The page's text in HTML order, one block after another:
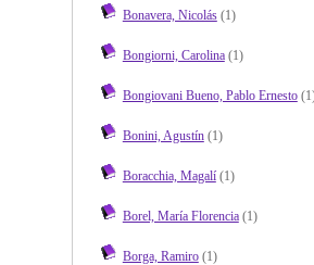
Bonavera, Nicolás(1)
Bongiorni, Carolina(1)
Bongiovani Bueno, Pablo Ernesto
Bonini, Agustín(1)
Boracchia, Magalí(1)
Borel, María Florencia(1)
Borga, Ramiro(1)